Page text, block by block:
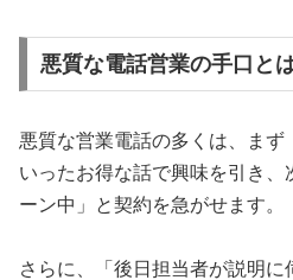
悪質な電話営業の手口と
悪質な営業電話の多くは、まず
いったお得な話で興味を引き
ーン中」と契約を急がせます。
さらに、「後日担当者が説明